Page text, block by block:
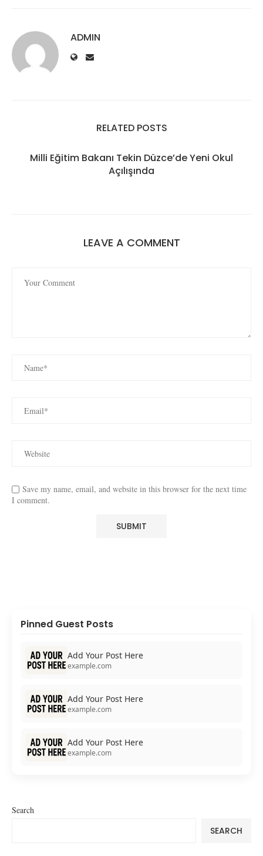
ADMIN
RELATED POSTS
Milli Eğitim Bakanı Tekin Düzce’de Yeni Okul
Açılışında
LEAVE A COMMENT
Save my name, email, and website in this browser for the next time
I comment.
Pinned Guest Posts
Add Your Post Here
example.com
Add Your Post Here
example.com
Add Your Post Here
example.com
Search
SEARCH